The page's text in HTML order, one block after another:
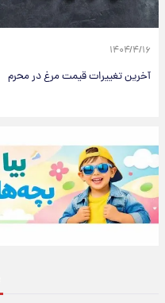
۱۴۰۴/۴/۱۶
آخرین تغییرات قیمت مرغ در محرم